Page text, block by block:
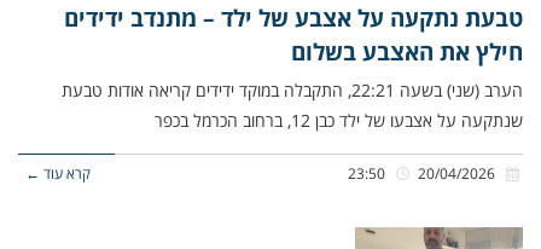
טבעת נתקעה על אצבע של ילד – מתנדב ידידים
חילץ את האצבע בשלום
הערב (שני) בשעה 22:21, התקבלה במוקד ידידים קריאה אודות טבעת
שנתקעה על אצבעו של ילד כבן 12, ברחוב הכרמל בכפר
קרא עוד ←